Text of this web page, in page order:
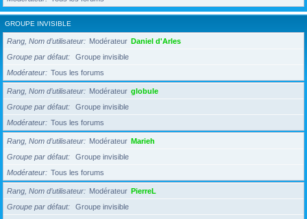
GROUPE INVISIBLE
Rang, Nom d’utilisateur Modérateur Daniel d'Arles
Groupe par défaut
Groupe invisible
Modérateur
Tous les forums
Rang, Nom d’utilisateur Modérateur globule
Groupe par défaut
Groupe invisible
Modérateur
Tous les forums
Rang, Nom d’utilisateur Modérateur Marieh
Groupe par défaut
Groupe invisible
Modérateur
Tous les forums
Rang, Nom d’utilisateur Modérateur PierreL
Groupe par défaut
Groupe invisible